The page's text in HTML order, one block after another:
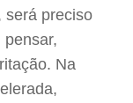
será preciso
Na